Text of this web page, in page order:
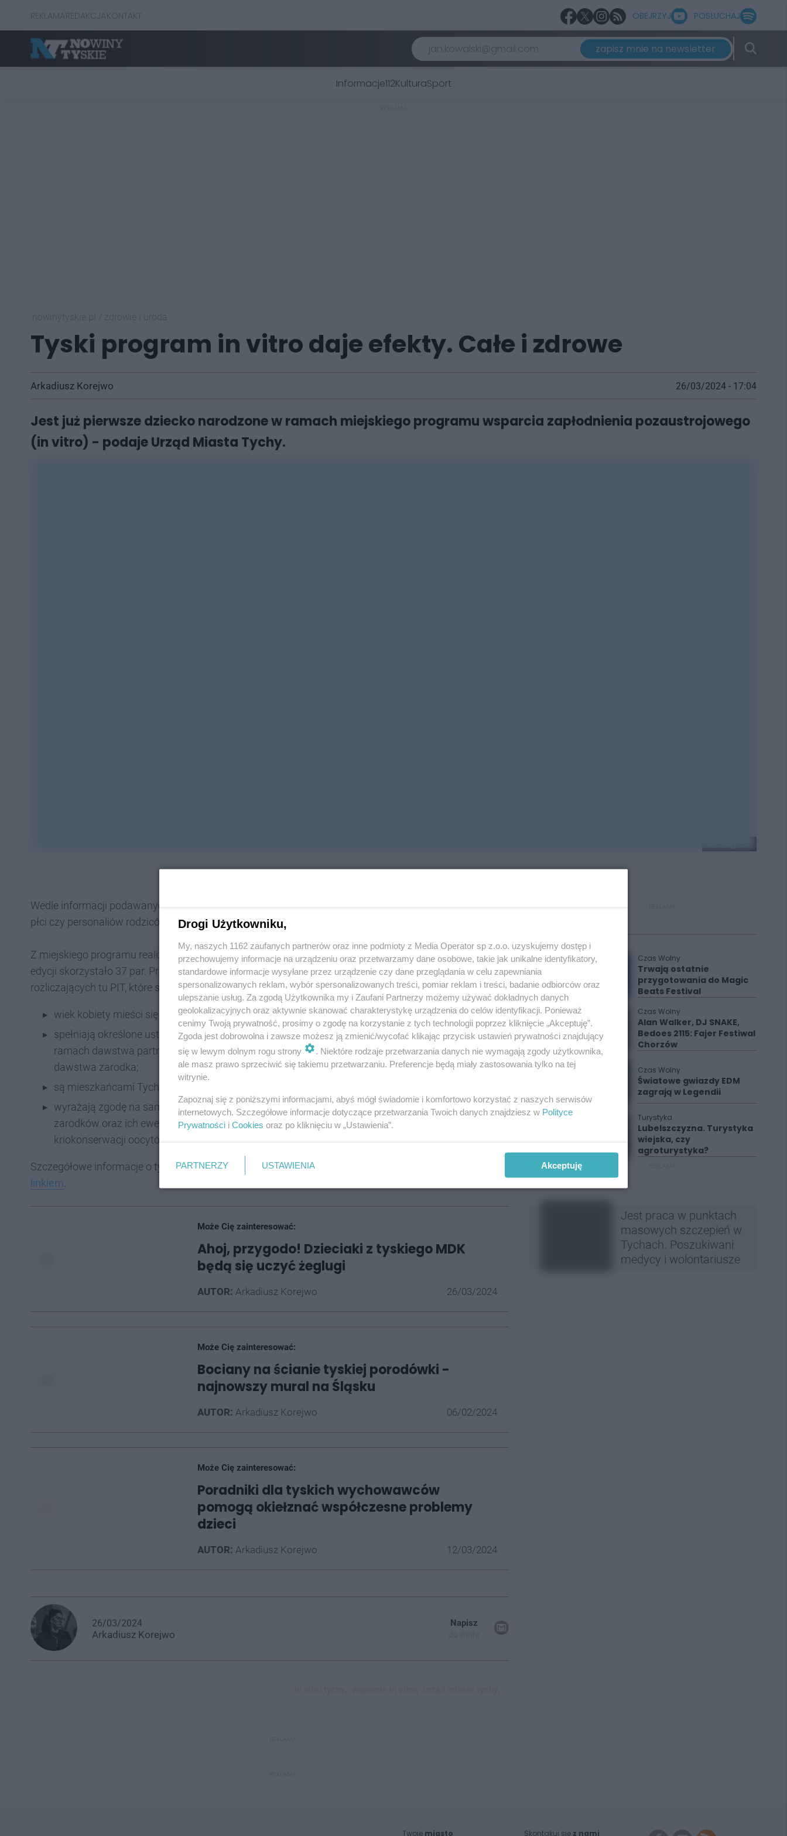
REKLAMAREDAKCJAKONTAKT OBEJRZYJ POSŁUCHAJ
zapisz mnie na newsletter
Informacje112KulturaSport
Tyski program in vitro daje efekty. Całe i zdrowe
Arkadiusz Korejwo 26/03/2024 - 17:04
Jest już pierwsze dziecko narodzone w ramach miejskiego programu wsparcia zapłodnienia pozaustrojowego
(in vitro) - podaje Urząd Miasta Tychy.
REKLAMA
Wedle informacji podawanych przez tyskich urzędników, dziecko jest w dobrej kondycji; nie podano jego
płci czy personaliów rodziców.
Z miejskiego programu realizowanego wspólnie z katowicką kliniką InviMed w bieżącej (2022-2025)
edycji skorzystało 37 par. Program skierowany jest do par zamieszkałych na terenie Tychów i
rozliczających tu PIT, które spełniły poniższe kryteria:
wiek kobiety mieści się w przedziale 20-42 lat (wg rocznika urodzenia);
spełniają określone ustawą warunki podjęcia terapii metodą zapłodnienia pozaustrojowego w
ramach dawstwa partnerskiego lub innego niż partnerskie, lub przystąpienia do procedury
dawstwa zarodka;
są mieszkańcami Tychów oraz rozliczają podatek od dochodów osobistych (PIT) w Tychach;
wyrażają zgodę na samodzielne pokrycie kosztów przechowywania kriokonserwowanych
zarodków oraz ich ewentualnych kriotransferów, a także na ewentualne pokrycie kosztów
kriokonserwacji oocytów.
Szczegółowe informacje o tyskim programie in vitro dostępne są na stronach Urzędu Miasta
linkiem
Może Cię zainteresować:
Ahoj, przygodo! Dzieciaki z tyskiego MDK
będą się uczyć żeglugi
AUTOR: Arkadiusz Korejwo 26/03/2024
Może Cię zainteresować:
Bociany na ścianie tyskiej porodówki -
najnowszy mural na Śląsku
AUTOR: Arkadiusz Korejwo 06/02/2024
Może Cię zainteresować:
Poradniki dla tyskich wychowawców
pomogą okiełznać współczesne problemy
dzieci
AUTOR: Arkadiusz Korejwo 12/03/2024
26/03/2024
Arkadiusz Korejwo
Napisz
Czas Wolny
Trwają ostatnie
przygotowania do Magic
Beats Festival
Czas Wolny
Alan Walker, DJ SNAKE,
Bedoes 2115: Fajer Festiwal
Chorzów
Czas Wolny
Światowe gwiazdy EDM
zagrają w Legendii
Turystyka
Lubelszczyzna. Turystyka
wiejska, czy
agroturystyka?
Jest praca w punktach
masowych szczepień w
Tychach. Poszukiwani
medycy i wolontariusze
Twoje miasto Skontakuj się z nami
Drogi Użytkowniku,
My, naszych 1162 zaufanych partnerów oraz inne podmioty z Media Operator sp z.o.o. uzyskujemy dostęp i
przechowujemy informacje na urządzeniu oraz przetwarzamy dane osobowe, takie jak unikalne identyfikatory,
standardowe informacje wysyłane przez urządzenie czy dane przeglądania w celu zapewniania
spersonalizowanych reklam, wybór spersonalizowanych treści, pomiar reklam i treści, badanie odbiorców oraz
ulepszanie usług. Za zgodą Użytkownika my i Zaufani Partnerzy możemy używać dokładnych danych
geolokalizacyjnych oraz aktywnie skanować charakterystykę urządzenia do celów identyfikacji. Ponieważ
cenimy Twoją prywatność, prosimy o zgodę na korzystanie z tych technologii poprzez kliknięcie „Akceptuję”.
Zgoda jest dobrowolna i zawsze możesz ją zmienić/wycofać klikając przycisk ustawień prywatności znajdujący
się w lewym dolnym rogu strony
. Niektóre rodzaje przetwarzania danych nie wymagają zgody użytkownika,
ale masz prawo sprzeciwić się takiemu przetwarzaniu. Preferencje będą miały zastosowania tylko na tej
witrynie.
Zapoznaj się z poniższymi informacjami, abyś mógł świadomie i komfortowo korzystać z naszych serwisów
internetowych. Szczegółowe informacje dotyczące przetwarzania Twoich danych znajdziesz w Polityce
Prywatności i Cookies oraz po kliknięciu w „Ustawienia”.
PARTNERZY USTAWIENIA Akceptuję